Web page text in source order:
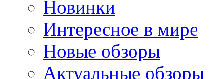
Новинки
Интересное в мире
Новые обзоры
Актуальные обзоры